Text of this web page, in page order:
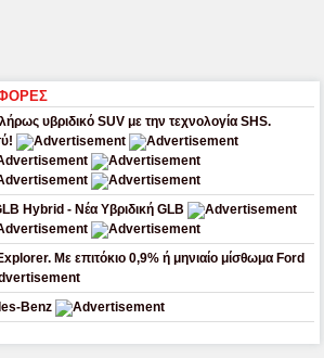
υβριδικό SUV με την τεχνολογία SHS.
Hybrid - Νέα Υβριδική GLB
Με επιτόκιο 0,9% ή μηνιαίο μίσθωμα Ford
Benz